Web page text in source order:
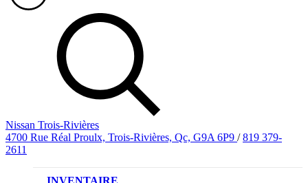
Nissan Trois-Rivières
4700 Rue Réal Proulx, Trois-Rivières, Qc, G9A 6P9 / 819 379-
2611
INVENTAIRE